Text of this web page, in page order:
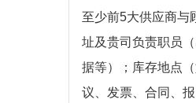
至少前5大供应商与
址及贵司负责职员
据等）；库存地点
议、发票、合同、